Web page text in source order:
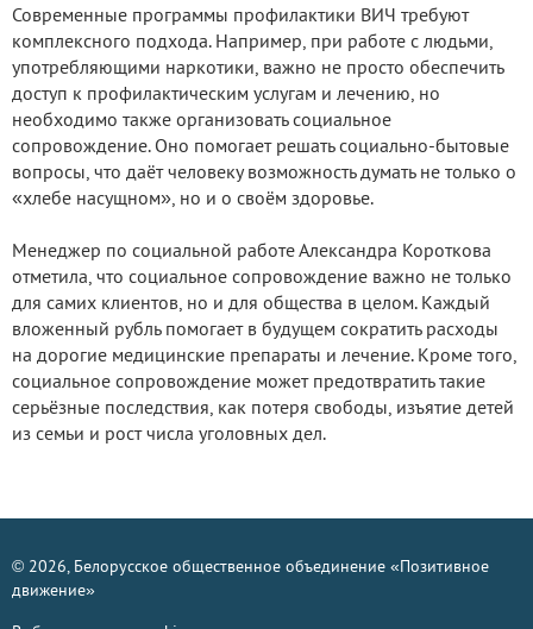
Современные программы профилактики ВИЧ требуют
комплексного подхода. Например, при работе с людьми,
употребляющими наркотики, важно не просто обеспечить
доступ к профилактическим услугам и лечению, но
необходимо также организовать социальное
сопровождение. Оно помогает решать социально-бытовые
вопросы, что даёт человеку возможность думать не только о
«хлебе насущном», но и о своём здоровье.
Менеджер по социальной работе Александра Короткова
отметила, что социальное сопровождение важно не только
для самих клиентов, но и для общества в целом. Каждый
вложенный рубль помогает в будущем сократить расходы
на дорогие медицинские препараты и лечение. Кроме того,
социальное сопровождение может предотвратить такие
серьёзные последствия, как потеря свободы, изъятие детей
из семьи и рост числа уголовных дел.
© 2026, Белорусское общественное объединение «Позитивное
движение»